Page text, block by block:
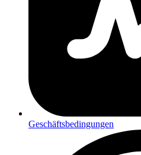
Geschäftsbedingungen